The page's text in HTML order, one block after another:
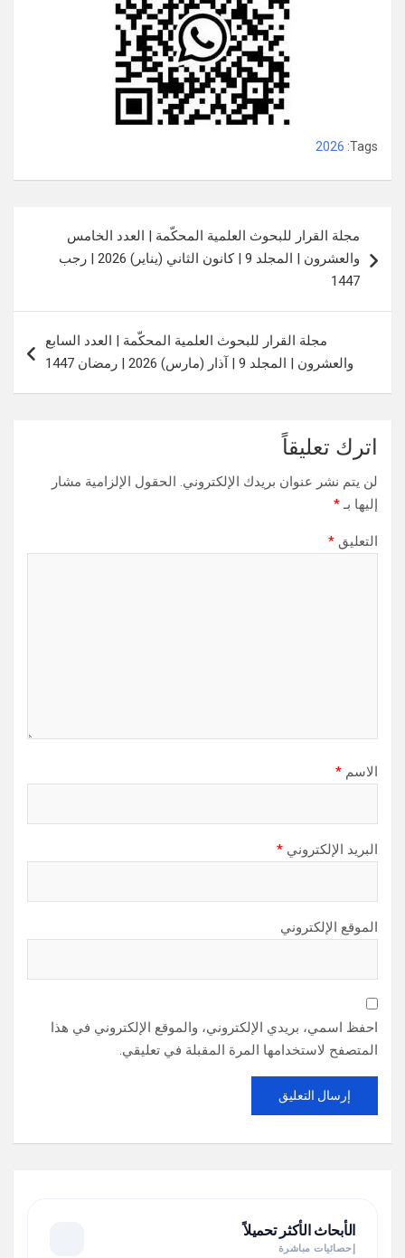
Tags:
2026
المقالات
مجلة القرار للبحوث العلمية المحكّمة | العدد الخامس
والعشرون | المجلد 9 | كانون الثاني (يناير) 2026 | رجب
1447
مجلة القرار للبحوث العلمية المحكّمة | العدد السابع
والعشرون | المجلد 9 | آذار (مارس) 2026 | رمضان 1447
اترك تعليقاً
لن يتم نشر عنوان بريدك الإلكتروني. الحقول الإلزامية مشار
إليها بـ*
التعليق *
الاسم *
البريد الإلكتروني *
الموقع الإلكتروني
احفظ اسمي، بريدي الإلكتروني، والموقع الإلكتروني في هذا
المتصفح لاستخدامها المرة المقبلة في تعليقي.
الأبحاث الأكثر تحميلاً
إحصائيات مباشرة